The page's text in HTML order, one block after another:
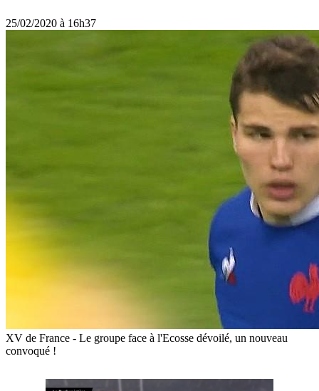
25/02/2020 à 16h37
XV de France - Le groupe face à l'Ecosse dévoilé, un nouveau
convoqué !